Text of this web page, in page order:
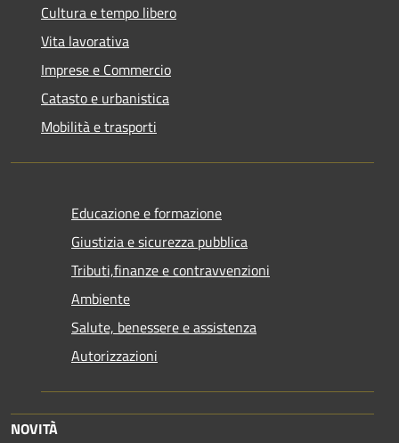
Cultura e tempo libero
Vita lavorativa
Imprese e Commercio
Catasto e urbanistica
Mobilità e trasporti
Educazione e formazione
Giustizia e sicurezza pubblica
Tributi,finanze e contravvenzioni
Ambiente
Salute, benessere e assistenza
Autorizzazioni
NOVITÀ